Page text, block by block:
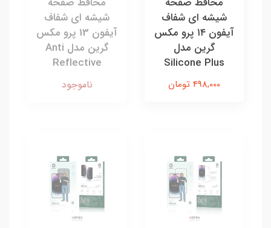
شیشه ای شفاف
آیفون ۱۴ پرو مکس
گرین مدل
Silicone Plus
498,000 تومان
شیشه ای شفاف
آیفون 13 پرو مکس
گرین مدل Anti
Reflective
ناموجود